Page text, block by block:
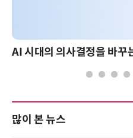
많이 본 뉴스